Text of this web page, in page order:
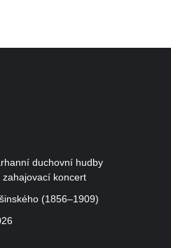
duchovní hudby
koncert
(1856–1909)